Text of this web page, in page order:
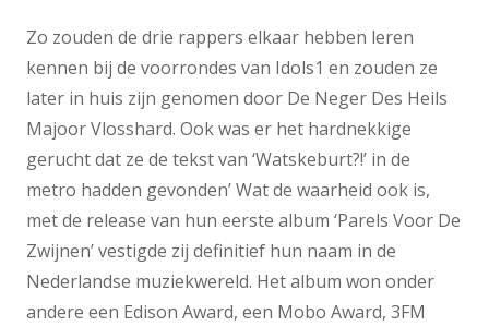
Zo zouden de drie rappers elkaar hebben leren
kennen bij de voorrondes van Idols1 en zouden ze
later in huis zijn genomen door De Neger Des Heils
Majoor Vlosshard. Ook was er het hardnekkige
gerucht dat ze de tekst van ‘Watskeburt?!’ in de
metro hadden gevonden’ Wat de waarheid ook is,
met de release van hun eerste album ‘Parels Voor De
Zwijnen’ vestigde zij definitief hun naam in de
Nederlandse muziekwereld. Het album won onder
andere een Edison Award, een Mobo Award, 3FM